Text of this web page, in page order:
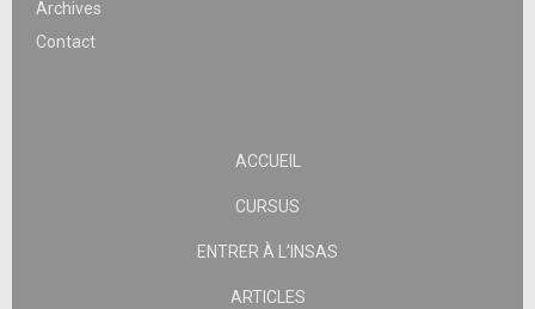
Archives
Contact
ACCUEIL
CURSUS
ENTRER À L’INSAS
ARTICLES